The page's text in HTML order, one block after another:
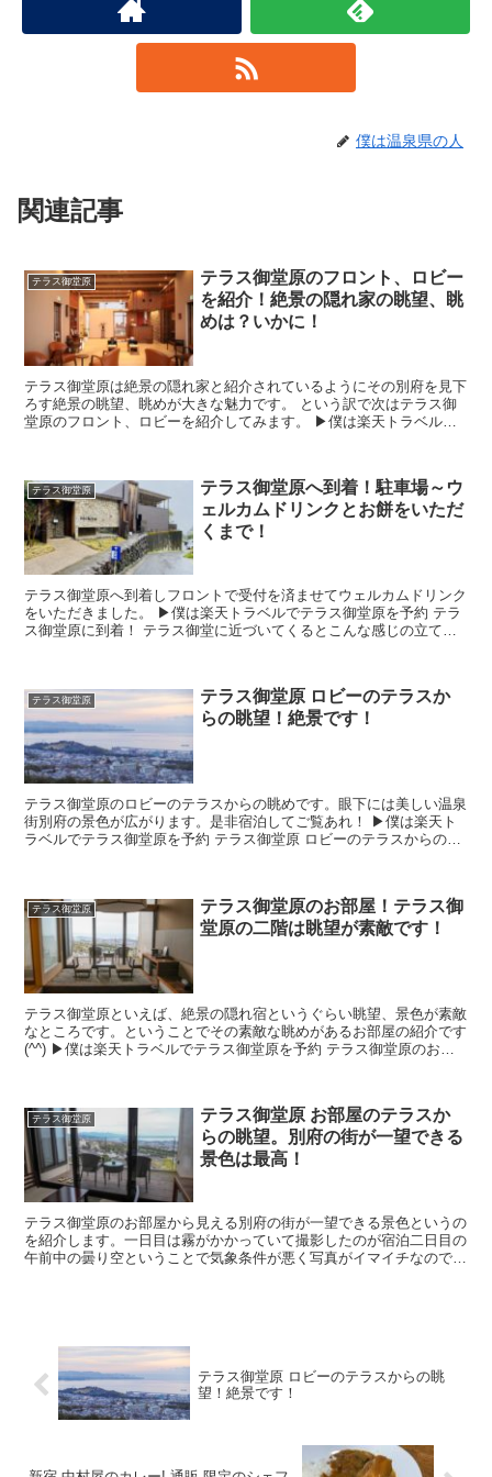
僕は温泉県の人
関連記事
テラス御堂原
テラス御堂原のフロント、ロビー
を紹介！絶景の隠れ家の眺望、眺
めは？いかに！
テラス御堂原は絶景の隠れ家と紹介されているようにその別府を見下
ろす絶景の眺望、眺めが大きな魅力です。 という訳で次はテラス御
堂原のフロント、ロビーを紹介してみます。 ▶︎僕は楽天トラベルで
テラス御堂原
テラス御堂原へ到着！駐車場～ウ
ェルカムドリンクとお餅をいただ
くまで！
テラス御堂原へ到着しフロントで受付を済ませてウェルカムドリンク
をいただきました。 ▶︎僕は楽天トラベルでテラス御堂原を予約 テラ
ス御堂原に到着！ テラス御堂に近づいてくるとこんな感じの立て看
テラス御堂原
テラス御堂原 ロビーのテラスか
らの眺望！絶景です！
テラス御堂原のロビーのテラスからの眺めです。眼下には美しい温泉
街別府の景色が広がります。是非宿泊してご覧あれ！ ▶︎僕は楽天ト
ラベルでテラス御堂原を予約 テラス御堂原 ロビーのテラスからの眺
テラス御堂原
テラス御堂原のお部屋！テラス御
堂原の二階は眺望が素敵です！
テラス御堂原といえば、絶景の隠れ宿というぐらい眺望、景色が素敵
なところです。ということでその素敵な眺めがあるお部屋の紹介です
(^^) ▶︎僕は楽天トラベルでテラス御堂原を予約 テラス御堂原のお部
テラス御堂原
テラス御堂原 お部屋のテラスか
らの眺望。別府の街が一望できる
景色は最高！
テラス御堂原のお部屋から見える別府の街が一望できる景色というの
を紹介します。一日目は霧がかかっていて撮影したのが宿泊二日目の
午前中の曇り空ということで気象条件が悪く写真がイマイチなのです
テラス御堂原 ロビーのテラスからの眺
望！絶景です！